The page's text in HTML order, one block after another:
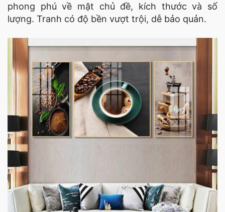
phong phú về mặt chủ đề, kích thước và số
lượng. Tranh có độ bền vượt trội, dễ bảo quản.